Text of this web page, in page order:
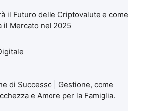
il Futuro delle Criptovalute e come
il Mercato nel 2025
di Successo | Gestione, come
e Amore per la Famiglia.